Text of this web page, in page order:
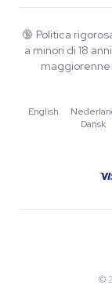
FAQ
Informativa sulla
Wiki
Blog
Musica
Linee guida
Strumenti e
🔞 Politica
a minori di 18
English
·
Dansk
©